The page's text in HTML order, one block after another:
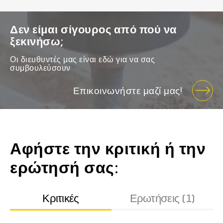
Δεν είμαι σίγουρος από πού να
ξεκινήσω;
Οι διευθυντές μας είναι εδώ για να σας
συμβουλεύσουν
Επικοινωνήστε μαζί μας!
Αφήστε την κριτική ή την
ερώτησή σας:
Κριτικές Ερωτήσεις (1)